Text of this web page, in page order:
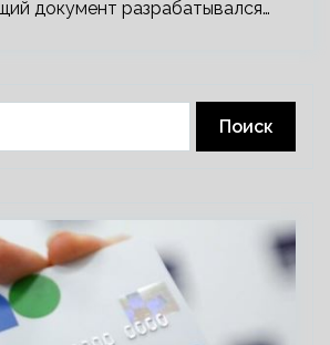
документ разрабатывался…